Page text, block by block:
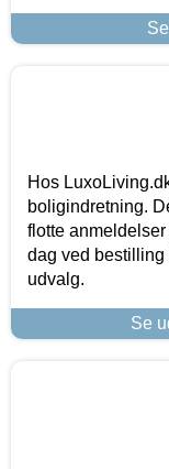
Hos
boligindretning.
flotte
dag ved bestilling
udvalg.
Se